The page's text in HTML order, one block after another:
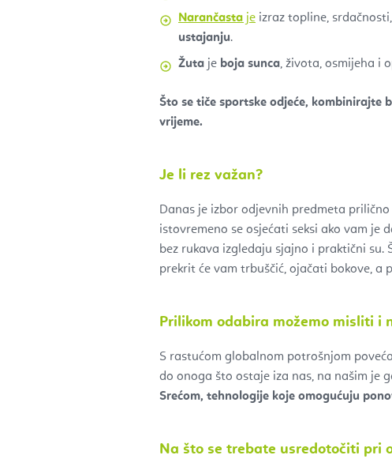
Narančasta je izraz topline,
ustajanju.
Žuta je boja sunca, života, osmijeha i
Što se tiče sportske odjeće, kombinirajte
vrijeme.
Je li rez važan?
Danas je izbor odjevnih predmeta
istovremeno se osjećati seksi ako vam
bez rukava izgledaju sjajno i praktični su.
prekrit će vam trbuščić, ojačati bokove, a
Prilikom odabira možemo misliti i
S rastućom globalnom potrošnjom
do onoga što ostaje iza nas, na našim je
Srećom, tehnologije koje omogućuju
Na što se trebate usredotočiti pri